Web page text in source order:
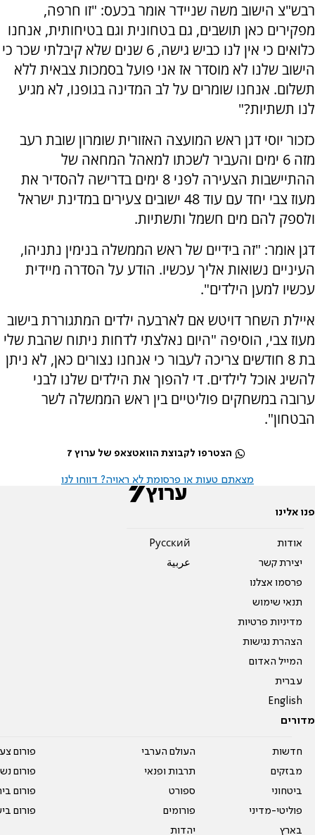
רבש"צ הישוב משה שניידר אומר בכעס: "זו חרפה,
מפקירים כאן תושבים, גם בטחונית וגם בטיחותית, אנחנו
כלואים כי אין לנו כביש גישה, 6 שנים שלא קיבלתי שכר כי
הישוב שלנו לא מוסדר אז אני פועל בסמכות צבאית ללא
תשלום. אנחנו שומרים על לב המדינה בגופנו, לא מגיע
לנו תשתיות?"
כזכור יוסי דגן ראש המועצה האזורית שומרון שובת רעב
מזה 6 ימים והעביר לשכתו למאהל המחאה של
ההתיישבות הצעירה לפני 8 ימים בדרישה להסדיר את
מעוז צבי יחד עם עוד 48 ישובים צעירים במדינת ישראל
ולספק להם מים חשמל ותשתיות.
דגן אומר: "זה בידיים של ראש הממשלה בנימין נתניהו,
העיניים נשואות אליך עכשיו. הודע על הסדרה מיידית
עכשיו למען הילדים".
איילת השחר דויטש אם לארבעה ילדים המתגוררת בישוב
מעוז צבי, הוסיפה "היום נאלצתי לדחות ניתוח שהבת שלי
בת 8 חודשים צריכה לעבור כי אנחנו נצורים כאן, לא ניתן
להשיג אוכל לילדים. די להפוך את הילדים שלנו לבני
ערובה במשחקים פוליטיים בין ראש הממשלה לשר
הבטחון".
הצטרפו לקבוצת הוואטצאפ של ערוץ 7
מצאתם טעות או פרסומת לא ראויה? דווחו לנו
פנו אלינו
אודות
יצירת קשר
פרסמו אצלנו
תנאי שימוש
מדיניות פרטיות
הצהרת נגישות
המייל האדום
עברית
English
Pусский
عربية
מדורים
חדשות
מבזקים
ביטחוני
פוליטי-מדיני
בארץ
העולם הערבי
תרבות ופנאי
ספורט
פורומים
יהדות
פורום
פורום
פורום
פורום